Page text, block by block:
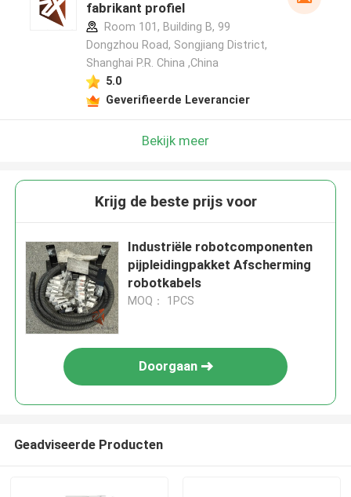
fabrikant profiel
Room 101, Building B, 99
Dongzhou Road, Songjiang District,
Shanghai P.R. China ,China
5.0
Geverifieerde Leverancier
Bekijk meer
Krijg de beste prijs voor
Industriële robotcomponenten
pijpleidingpakket Afscherming
robotkabels
MOQ： 1PCS
Doorgaan
Geadviseerde Producten